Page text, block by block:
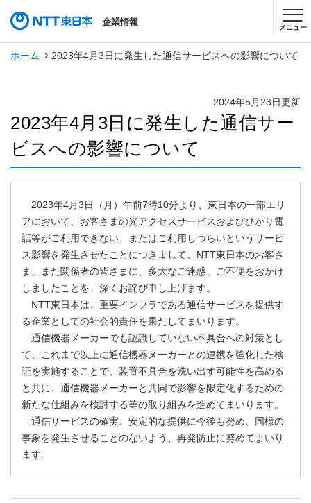
企業情報
メニュー
ホーム 2023年4月3日に発生した通信サービスへの影響について
2024年5月23日更新
2023年4月3日に発生した通信サー
ビスへの影響について
2023年4月3日（月）午前7時10分より、東日本の一部エリ
アにおいて、お客さまの光アクセスサービスおよびひかり電
話等がご利用できない、またはご利用しづらいというサービ
ス影響を発生させたことにつきまして、NTT東日本のお客さ
ま、また関係者の皆さまに、多大なご迷惑、ご不便をおかけ
しましたことを、深くお詫び申し上げます。
NTT東日本は、重要インフラである通信サービスを提供す
る企業としての社会的責任を果たしてまいります。
通信機器メーカーでも認識していない不具合への対策とし
て、これまで以上に通信機器メーカーとの連携を強化した検
証を実施することで、装置不具合を洗い出す可能性を高める
と共に、通信機器メーカーと共同で影響を限定化するための
新たな仕組みを検討する等の取り組みを進めてまいります。
通信サービスの確実、安定的な提供に今後も努め、同様の
事象を発生させることのないよう、再発防止に努めてまいり
ます。